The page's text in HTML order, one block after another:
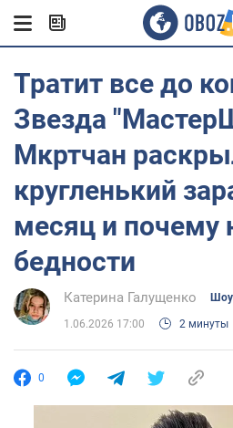
Тратит все до
Звезда
Мкртчан
кругленький
месяц и почему
бедности
Катерина Галущенко
1.06.2026 17:00 2 минуты
0